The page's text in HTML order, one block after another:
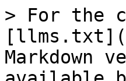
> For the
Markdown